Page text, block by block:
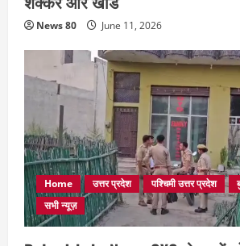
News 80 June 11, 2026
Home उत्तर प्रदेश पश्चिमी उत्तर प्रदेश
सभी न्यूज़